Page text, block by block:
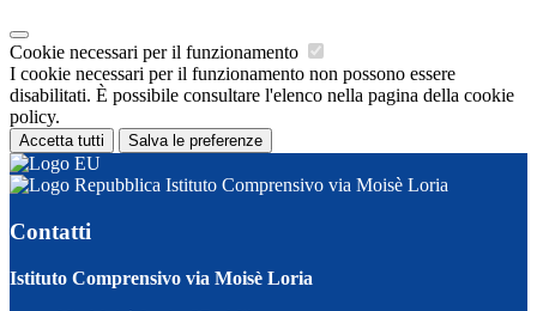
Cookie necessari per il funzionamento
I cookie necessari per il funzionamento non possono essere
disabilitati. È possibile consultare l'elenco nella pagina della cookie
policy.
Accetta tutti Salva le preferenze
Istituto Comprensivo via Moisè Loria
Contatti
Istituto Comprensivo via Moisè Loria